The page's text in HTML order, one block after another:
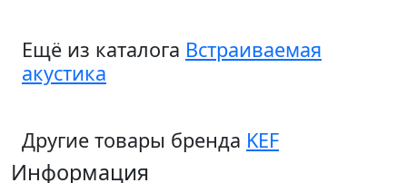
Ещё из каталога Встраиваемая
акустика
Другие товары бренда KEF
Информация